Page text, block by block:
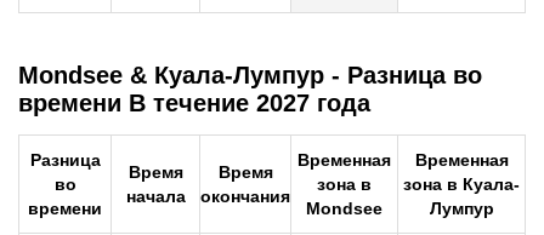
Mondsee & Куала-Лумпур - Разница во
времени В течение 2027 года
Разница
во
времени
Время
начала
Время
окончания
Временная
зона в
Mondsee
Временная
зона в Куала-
Лумпур